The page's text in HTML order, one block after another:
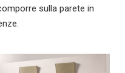
sulla parete in